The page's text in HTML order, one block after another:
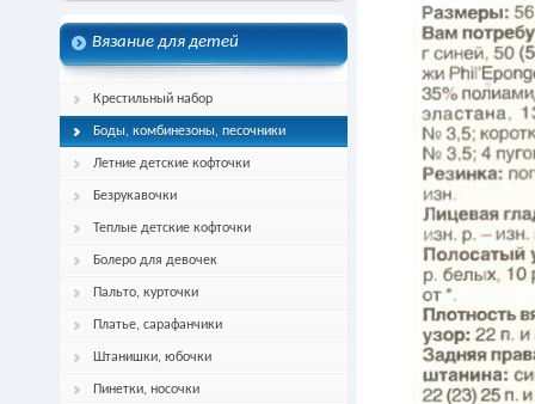
Вязание для детей
Крестильный набор
Боды, комбинезоны, песочники
Летние детские кофточки
Безрукавочки
Теплые детские кофточки
Болеро для девочек
Пальто, курточки
Платье, сарафанчики
Штанишки, юбочки
Пинетки, носочки